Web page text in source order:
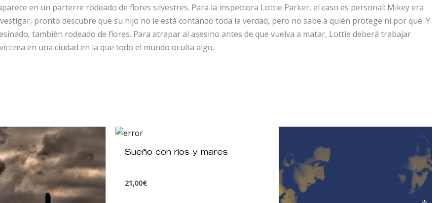
en un parterre rodeado de flores silvestres. Para la inspectora Lottie Parker, el caso es personal: Mikey era
pronto descubre que su hijo no le está contando toda la verdad, pero no sabe a quién protege ni por qué. Y
también rodeado de flores. Para atrapar al asesino antes de que vuelva a matar, Lottie deberá trabajar
en una ciudad en la que todo el mundo oculta algo.
Sueño con ríos y mares
21,00€